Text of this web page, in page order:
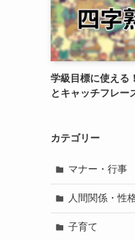
学級目標に使える
とキャッチフレー
カテゴリー
マナー・行事
人間関係・性
子育て